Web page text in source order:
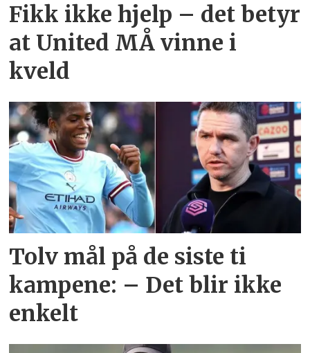
Fikk ikke hjelp – det betyr
at United MÅ vinne i
kveld
Tolv mål på de siste ti
kampene: – Det blir ikke
enkelt